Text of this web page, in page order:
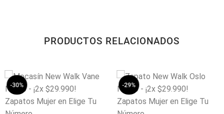
PRODUCTOS RELACIONADOS
-30% -29%